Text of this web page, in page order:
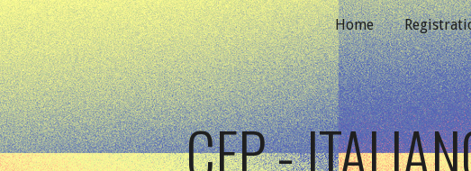
Skip to main content Home
CFP -